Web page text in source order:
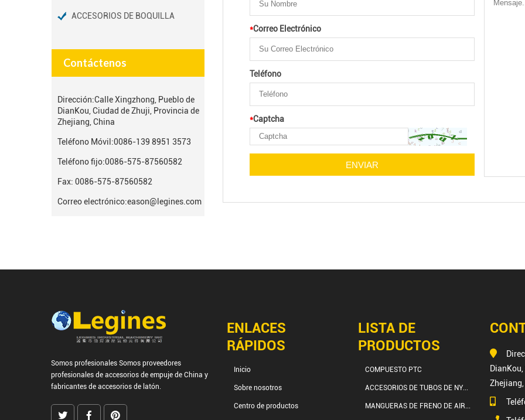
ACCESORIOS DE BOQUILLA
Contáctenos
Dirección:Calle Xingzhong, Pueblo de
DianKou, Ciudad de Zhuji, Provincia de
Zhejiang, China
Teléfono Móvil:0086-139 8951 3573
Teléfono fijo:0086-575-87560582
Fax: 0086-575-87560582
Correo electrónico:eason@legines.com
*Correo Electrónico
Teléfono
*Captcha
Somos profesionales Somos proveedores
profesionales de accesorios de empuje de China y
fabricantes de accesorios de latón.
ENLACES
RÁPIDOS
Inicio
Sobre nosotros
Centro de productos
LISTA DE
PRODUCTOS
COMPUESTO PTC
ACCESORIOS DE TUBOS DE NY...
MANGUERAS DE FRENO DE AIR...